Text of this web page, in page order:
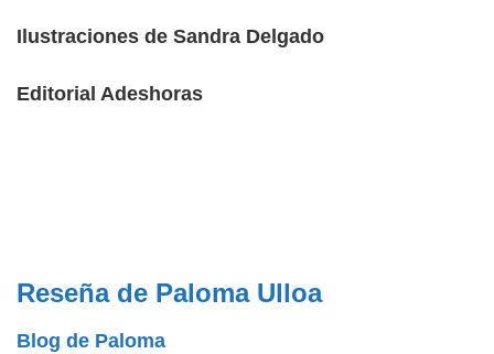
Ilustraciones de Sandra Delgado
Editorial Adeshoras
Reseña de Paloma Ulloa
Blog de Paloma